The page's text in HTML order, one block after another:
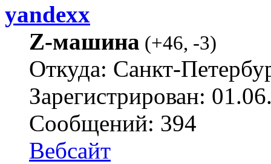
yandexx
Z-машина (+46, -3)
Откуда: Санкт-
Зарегистрирован:
Сообщений: 394
Вебсайт